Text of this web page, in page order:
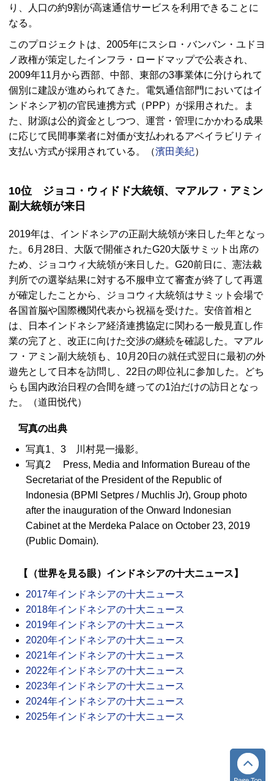
り、人口の約9割が高速通信サービスを利用できることに
なる。
このプロジェクトは、2005年にスシロ・バンバン・ユドヨ
ノ政権が策定したインフラ・ロードマップで公表され、
2009年11月から西部、中部、東部の3事業体に分けられて
個別に建設が進められてきた。電気通信部門においてはイ
ンドネシア初の官民連携方式（PPP）が採用された。ま
た、財源は公的資金としつつ、運営・管理にかかわる成果
に応じて民間事業者に対価が支払われるアベイラビリティ
支払い方式が採用されている。（濱田美紀）
10位 ジョコ・ウィドド大統領、マアルフ・アミン
副大統領が来日
2019年は、インドネシアの正副大統領が来日した年となっ
た。6月28日、大阪で開催されたG20大阪サミット出席の
ため、ジョコウィ大統領が来日した。G20前日に、憲法裁
判所での選挙結果に対する不服申立て審査が終了して再選
が確定したことから、ジョコウィ大統領はサミット会場で
各国首脳や国際機関代表から祝福を受けた。安倍首相と
は、日本インドネシア経済連携協定に関わる一般見直し作
業の完了と、改正に向けた交渉の継続を確認した。マアル
フ・アミン副大統領も、10月20日の就任式翌日に最初の外
遊先として日本を訪問し、22日の即位礼に参加した。どち
らも国内政治日程の合間を縫っての1泊だけの訪日となっ
た。（道田悦代）
写真の出典
写真1、3 川村晃一撮影。
写真2 Press, Media and Information Bureau of the
Secretariat of the President of the Republic of
Indonesia (BPMI Setpres / Muchlis Jr), Group photo
after the inauguration of the Onward Indonesian
Cabinet at the Merdeka Palace on October 23, 2019
(Public Domain).
【（世界を見る眼）インドネシアの十大ニュース】
2017年インドネシアの十大ニュース
2018年インドネシアの十大ニュース
2019年インドネシアの十大ニュース
2020年インドネシアの十大ニュース
2021年インドネシアの十大ニュース
2022年インドネシアの十大ニュース
2023年インドネシアの十大ニュース
2024年インドネシアの十大ニュース
2025年インドネシアの十大ニュース